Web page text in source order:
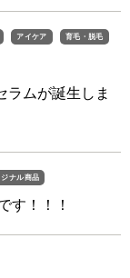
アイケア 育毛・脱毛
ムが誕生しま
ジナル商品
す！！！